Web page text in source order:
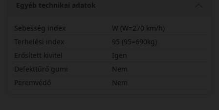
Egyéb technikai adatok
Sebesség index
W (W=270 km/h)
Terhelési index
95 (95=690kg)
Erősített kivitel
Igen
Defekttűrő gumi
Nem
Peremvédő
Nem